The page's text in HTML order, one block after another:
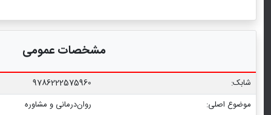
مشخصات عمومی
شابک:
9786222575960
موضوع اصلی:
روان‌درمانی و مشاوره